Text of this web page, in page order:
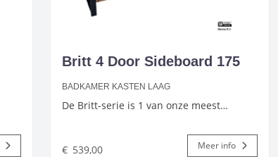
Britt 4 Door Sideboard 175
BADKAMER KASTEN LAAG
De Britt-serie is 1 van onze meest…
€ 539,00 Meer info